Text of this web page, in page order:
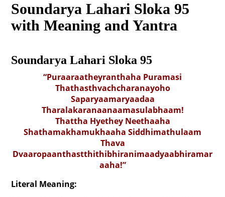
Soundarya Lahari Sloka 95
with Meaning and Yantra
Soundarya Lahari Sloka 95
“Puraaraatheyranthaha Puramasi
Thathasthvachcharanayoho
Saparyaamaryaadaa
Tharalakaranaanaamasulabhaam!
Thattha Hyethey Neethaaha
Shathamakhamukhaaha Siddhimathulaam
Thava
Dvaaropaanthastthithibhiranimaadyaabhiramar
aaha!”
Literal Meaning: